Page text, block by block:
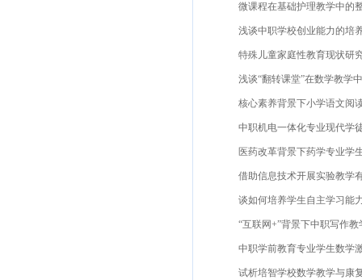
微课程在基础护理教学中的整
浅谈中职学校创业能力的培
特殊儿童家庭性教育现状研
浅谈“翻转课堂”在数学教学中
核心素养背景下小学语文阅读
中职机电一体化专业现代学徒
医药改革背景下药学专业学生
借助信息技术开展实验教学有
谈如何培养学生自主学习能力
“互联网+”背景下中职写作教
中职学前教育专业学生数学激
试析培智学校数学教学与康复